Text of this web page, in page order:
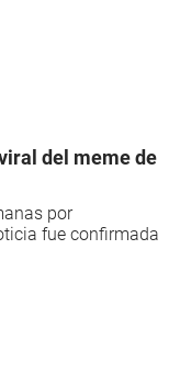
del meme de
por
fue confirmada